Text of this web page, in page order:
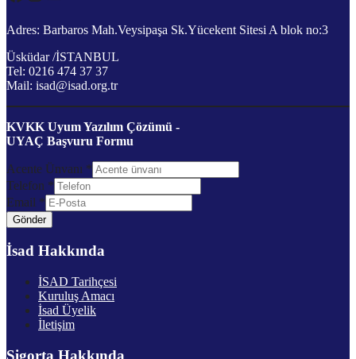
Adres: Barbaros Mah.Veysipaşa Sk.Yücekent Sitesi A blok no:3
Üsküdar /İSTANBUL
Tel: 0216 474 37 37
Mail: isad@isad.org.tr
KVKK Uyum Yazılım Çözümü -
UYAÇ Başvuru Formu
Acente Ünvanı *
Telefon *
Email *
Gönder
İsad Hakkında
İSAD Tarihçesi
Kuruluş Amacı
İsad Üyelik
İletişim
Sigorta Hakkında